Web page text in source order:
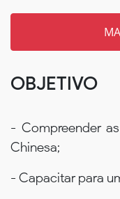
OBJETIVO
- Compreender
Chinesa;
- Capacitar para